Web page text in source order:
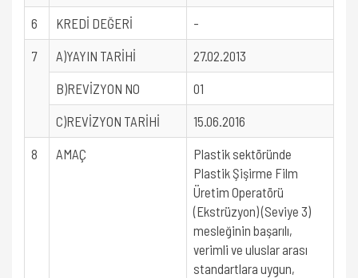
6 KREDİ DEĞERİ -
7 A)YAYIN TARİHİ 27.02.2013
B)REVİZYON NO 01
C)REVİZYON TARİHİ 15.06.2016
8 AMAÇ
Plastik sektöründe
Plastik Şişirme Film
Üretim Operatörü
(Ekstrüzyon) (Seviye 3)
mesleğinin başarılı,
verimli ve uluslar arası
standartlara uygun,